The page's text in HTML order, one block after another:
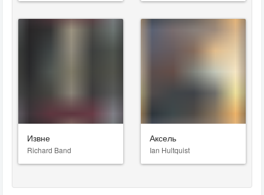
Извне
Richard Band
Аксель
Ian Hultquist